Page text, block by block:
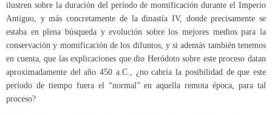
ilustren sobre la duración del período de momificación durante el Imperio
Antiguo, y más concretamente de la dinastía IV, donde precisamente se
estaba en plena búsqueda y evolución sobre los mejores medios para la
conservación y momificación de los difuntos, y si además también tenemos
en cuenta, que las explicaciones que dio Heródoto sobre este proceso datan
aproximadamente del año 450 a.C., ¿no cabría la posibilidad de que este
período de tiempo fuera el “normal” en aquella remota época, para tal
proceso?